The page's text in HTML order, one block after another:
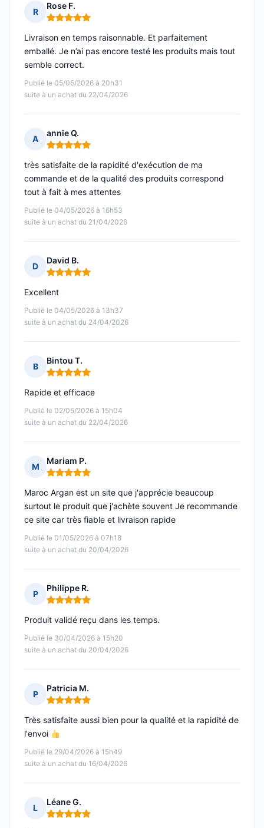
R
Rose F.
Note : 5 sur 5
Publié le 05/05/2026 à 20h31
suite à un achat du 22/04/2026
Livraison en temps raisonnable. Et parfaitement
emballé. Je n’ai pas encore testé les produits mais tout
semble correct.
A
annie Q.
Note : 5 sur 5
Publié le 04/05/2026 à 16h53
suite à un achat du 21/04/2026
très satisfaite de la rapidité d'exécution de ma
commande et de la qualité des produits correspond
tout à fait à mes attentes
D
David B.
Note : 5 sur 5
Publié le 04/05/2026 à 13h37
suite à un achat du 24/04/2026
Excellent
B
Bintou T.
Note : 5 sur 5
Publié le 02/05/2026 à 15h04
suite à un achat du 22/04/2026
Rapide et efficace
M
Mariam P.
Note : 5 sur 5
Publié le 01/05/2026 à 07h18
suite à un achat du 20/04/2026
Maroc Argan est un site que j'apprécie beaucoup
surtout le produit que j'achète souvent Je recommande
ce site car très fiable et livraison rapide
P
Philippe R.
Note : 5 sur 5
Publié le 30/04/2026 à 15h20
suite à un achat du 20/04/2026
Produit validé reçu dans les temps.
P
Patricia M.
Note : 5 sur 5
Publié le 29/04/2026 à 15h49
suite à un achat du 16/04/2026
Très satisfaite aussi bien pour la qualité et la rapidité de
l'envoi
L
Léane G.
Note : 5 sur 5